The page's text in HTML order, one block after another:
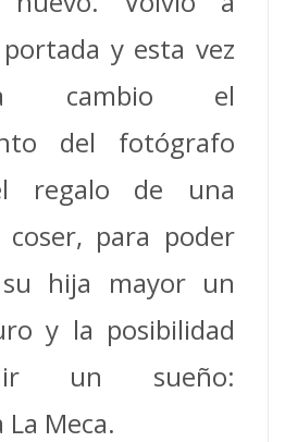
y esta vez
cambio el
del fotógrafo
regalo de una
para poder
hija mayor un
y la posibilidad
un sueño:
Meca.